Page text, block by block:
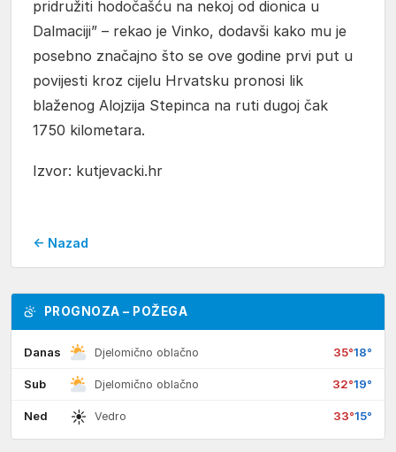
pridružiti hodočašću na nekoj od dionica u
Dalmaciji” – rekao je Vinko, dodavši kako mu je
posebno značajno što se ove godine prvi put u
povijesti kroz cijelu Hrvatsku pronosi lik
blaženog Alojzija Stepinca na ruti dugoj čak
1750 kilometara.
Izvor: kutjevacki.hr
← Nazad
PROGNOZA – POŽEGA
Danas Djelomično oblačno 35°18°
Sub Djelomično oblačno 32°19°
Ned ☀ Vedro 33°15°